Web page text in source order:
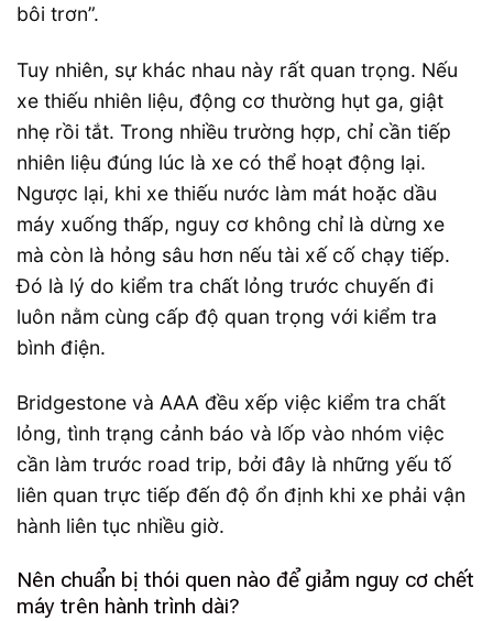
bôi trơn”.
Tuy nhiên, sự khác nhau này rất quan trọng. Nếu
xe thiếu nhiên liệu, động cơ thường hụt ga, giật
nhẹ rồi tắt. Trong nhiều trường hợp, chỉ cần tiếp
nhiên liệu đúng lúc là xe có thể hoạt động lại.
Ngược lại, khi xe thiếu nước làm mát hoặc dầu
máy xuống thấp, nguy cơ không chỉ là dừng xe
mà còn là hỏng sâu hơn nếu tài xế cố chạy tiếp.
Đó là lý do kiểm tra chất lỏng trước chuyến đi
luôn nằm cùng cấp độ quan trọng với kiểm tra
bình điện.
Bridgestone và AAA đều xếp việc kiểm tra chất
lỏng, tình trạng cảnh báo và lốp vào nhóm việc
cần làm trước road trip, bởi đây là những yếu tố
liên quan trực tiếp đến độ ổn định khi xe phải vận
hành liên tục nhiều giờ.
Nên chuẩn bị thói quen nào để giảm nguy cơ chết
máy trên hành trình dài?